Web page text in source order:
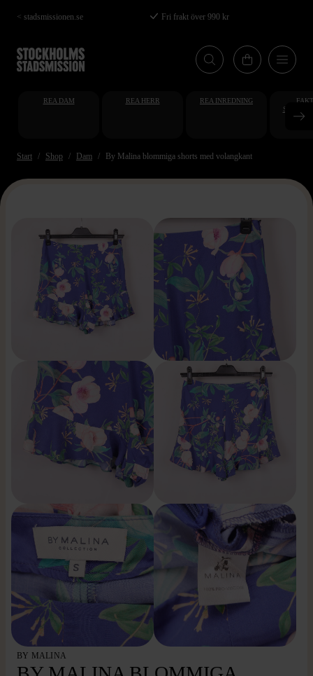
Hoppa
till
huvudinnehåll
< stadsmissionen.se Fri frakt över 990 kr
REA DAM REA HERR REA INREDNING
Start Shop Dam By Malina blommiga shorts med volangkant
BY MALINA